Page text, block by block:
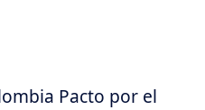
Pacto por el